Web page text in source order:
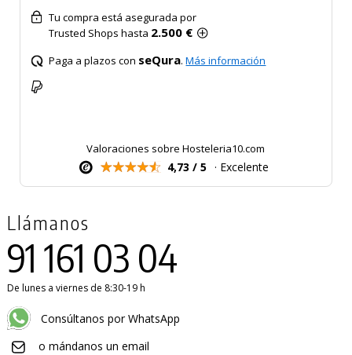
Tu compra está asegurada por
Trusted Shops hasta 2.500 €
Paga a plazos con seQura.Más información
Valoraciones sobre Hosteleria10.com
4,73 / 5 · Excelente
Llámanos
91 161 03 04
De lunes a viernes de 8:30-19 h
Consúltanos por WhatsApp
o mándanos un email